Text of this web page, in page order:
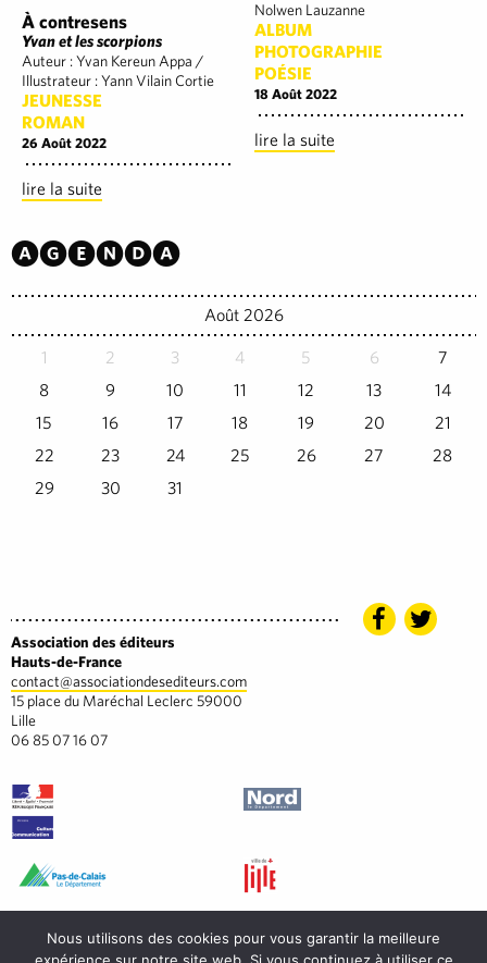
À contresens
Yvan et les scorpions
Auteur : Yvan Kereun Appa /
Illustrateur : Yann Vilain Cortie
JEUNESSE
ROMAN
26 Août 2022
lire la suite
Nolwen Lauzanne
ALBUM
PHOTOGRAPHIE
POÉSIE
18 Août 2022
lire la suite
Agenda
Août 2026
1 2 3 4 5 6
7
8
9 10 11 12 13
14
15
16 17 18 19 20
21
22
23 24 25 26 27
28
29
30 31
Association des éditeurs
Hauts-de-France
contact@associationdesediteurs.com
15 place du Maréchal Leclerc 59000
Lille
06 85 07 16 07
Nous utilisons des cookies pour vous garantir la meilleure